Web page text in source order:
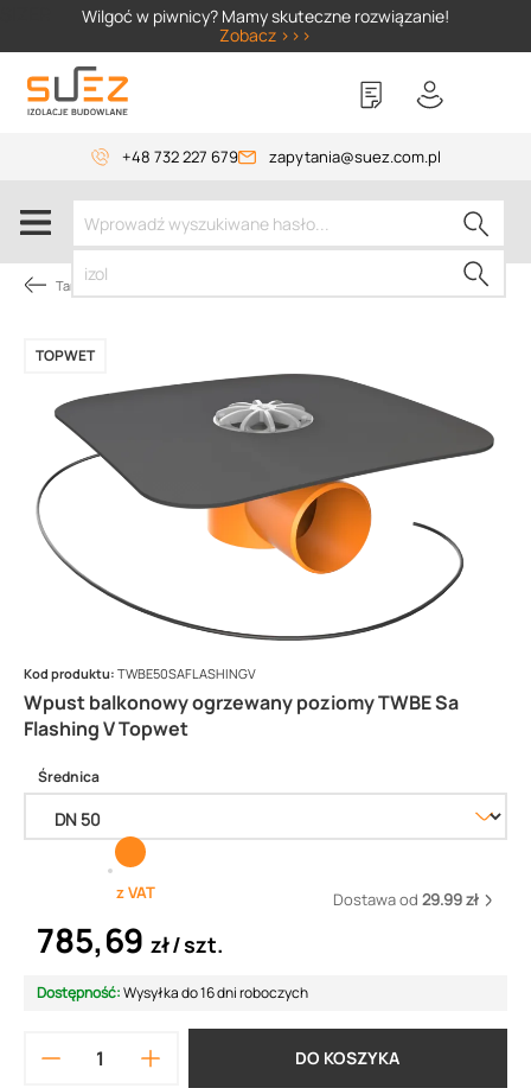
Wilgoć w piwnicy? Mamy skuteczne rozwiązanie!
Zobacz >>>
+48 732 227 679 zapytania@suez.com.pl
Tarasy i balkony
Wpust balkonowy ogrzewany poziomy TWBE Sa
Flashing V Topwet
TOPWET
Kod produktu: TWBE50SAFLASHINGV
Średnica
z VAT Dostawa od 29.99 zł
785,69 zł szt.
Dostępność:Wysyłka do 16 dni roboczych
DO KOSZYKA